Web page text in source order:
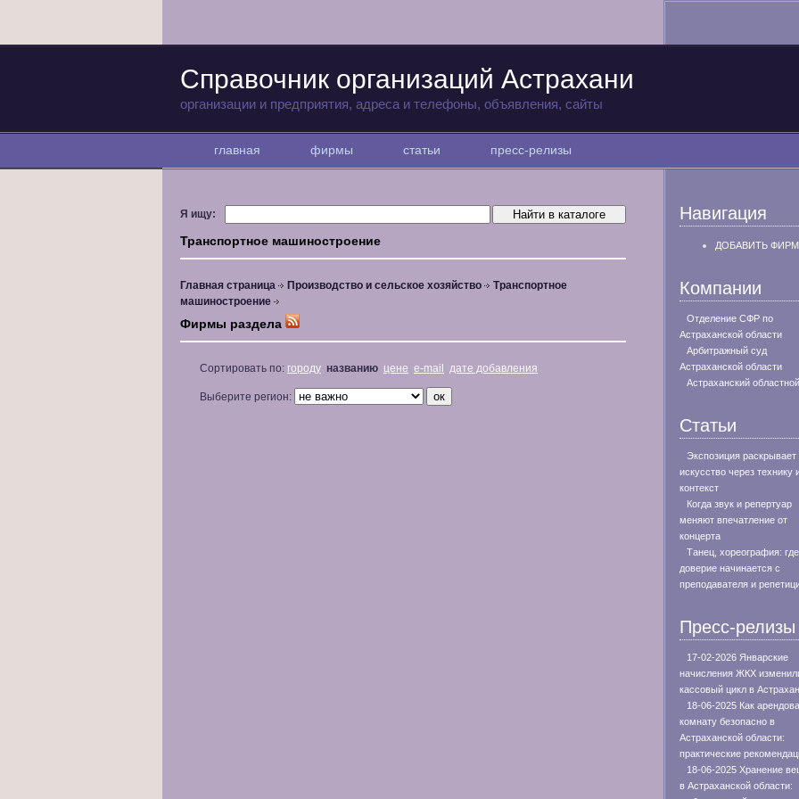
Справочник организаций Астрахани
организации и предприятия, адреса и телефоны, объявления, сайты
главная фирмы статьи пресс-релизы
Я ищу:
Транспортное машиностроение
Главная страница Производство и сельское хозяйство
Транспортное
машиностроение
Фирмы раздела
Сортировать по: городу названию цене e-mail дате добавления
Выберите регион:
Навигация
ДОБАВИТЬ
Компании
Отделение СФР по
Астраханской области
Арбитражный суд
Астраханской области
Астраханский
Статьи
Экспозиция раскрывает
искусство через технику
контекст
Когда звук и репертуар
меняют впечатление от
концерта
Танец, хореография: где
доверие начинается с
преподавателя и
Пресс-релизы
17-02-2026 Январские
начисления ЖКХ
кассовый цикл в
18-06-2025 Как
комнату безопасно в
Астраханской области:
практические
18-06-2025 Хранение
в Астраханской области: